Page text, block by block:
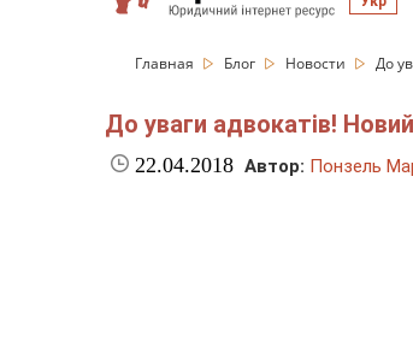
Главная Блог Новости До
До уваги адвокатів!
22.04.2018 Автор: Понзель